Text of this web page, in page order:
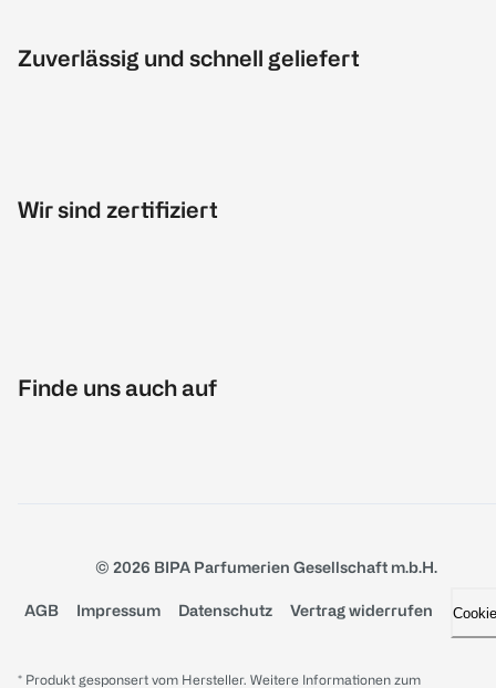
Zuverlässig und schnell geliefert
Wir sind zertifiziert
Finde uns auch auf
© 2026 BIPA Parfumerien Gesellschaft m.b.H.
AGB Impressum Datenschutz Vertrag widerrufen
* Produkt gesponsert vom Hersteller. Weitere Informationen zum